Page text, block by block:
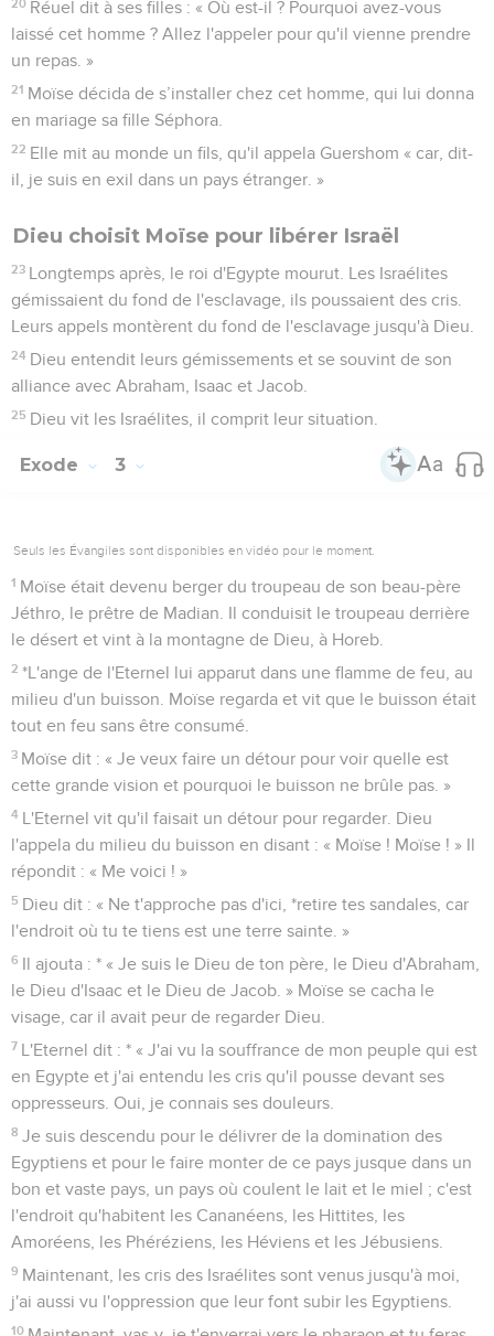
20 Réuel dit à ses filles : « Où est-il ? Pourquoi avez-vous
laissé cet homme ? Allez l'appeler pour qu'il vienne prendre
un repas. »
21 Moïse décida de s’installer chez cet homme, qui lui donna
en mariage sa fille Séphora.
22 Elle mit au monde un fils, qu'il appela Guershom « car, dit-
il, je suis en exil dans un pays étranger. »
Dieu choisit Moïse pour libérer Israël
23 Longtemps après, le roi d'Egypte mourut. Les Israélites
gémissaient du fond de l'esclavage, ils poussaient des cris.
Leurs appels montèrent du fond de l'esclavage jusqu'à Dieu.
24 Dieu entendit leurs gémissements et se souvint de son
alliance avec Abraham, Isaac et Jacob.
25 Dieu vit les Israélites, il comprit leur situation.
Exode 3
Seuls les Évangiles sont disponibles en vidéo pour le moment.
1 Moïse était devenu berger du troupeau de son beau-père
Jéthro, le prêtre de Madian. Il conduisit le troupeau derrière
le désert et vint à la montagne de Dieu, à Horeb.
2 *L'ange de l'Eternel lui apparut dans une flamme de feu, au
milieu d'un buisson. Moïse regarda et vit que le buisson était
tout en feu sans être consumé.
3 Moïse dit : « Je veux faire un détour pour voir quelle est
cette grande vision et pourquoi le buisson ne brûle pas. »
4 L'Eternel vit qu'il faisait un détour pour regarder. Dieu
l'appela du milieu du buisson en disant : « Moïse ! Moïse ! » Il
répondit : « Me voici ! »
5 Dieu dit : « Ne t'approche pas d'ici, *retire tes sandales, car
l'endroit où tu te tiens est une terre sainte. »
6 Il ajouta : * « Je suis le Dieu de ton père, le Dieu d'Abraham,
le Dieu d'Isaac et le Dieu de Jacob. » Moïse se cacha le
visage, car il avait peur de regarder Dieu.
7 L'Eternel dit : * « J'ai vu la souffrance de mon peuple qui est
en Egypte et j'ai entendu les cris qu'il pousse devant ses
oppresseurs. Oui, je connais ses douleurs.
8 Je suis descendu pour le délivrer de la domination des
Egyptiens et pour le faire monter de ce pays jusque dans un
bon et vaste pays, un pays où coulent le lait et le miel ; c'est
l'endroit qu'habitent les Cananéens, les Hittites, les
Amoréens, les Phéréziens, les Héviens et les Jébusiens.
9 Maintenant, les cris des Israélites sont venus jusqu'à moi,
j'ai aussi vu l'oppression que leur font subir les Egyptiens.
10